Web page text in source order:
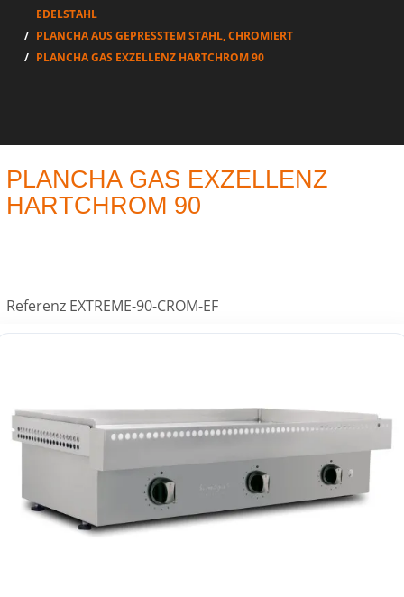
EDELSTAHL
PLANCHA AUS GEPRESSTEM STAHL, CHROMIERT
PLANCHA GAS EXZELLENZ HARTCHROM 90
PLANCHA GAS EXZELLENZ
HARTCHROM 90
Referenz EXTREME-90-CROM-EF